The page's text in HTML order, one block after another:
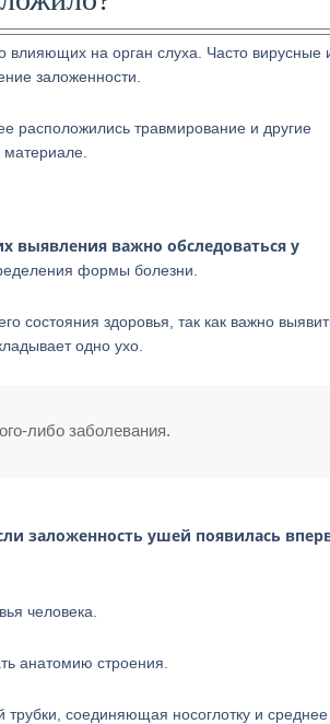
влияющих на орган слуха. Часто вирусные
заложенности.
расположились травмирование и другие
выявления важно обследоваться у
формы болезни.
состояния здоровья, так как важно
одно ухо.
либо заболевания.
заложенность ушей появилась
человека.
анатомию строения.
соединяющая носоглотку и среднее